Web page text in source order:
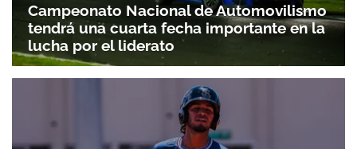
Campeonato Nacional de Automovilismo
tendrá una cuarta fecha importante en la
lucha por el liderato